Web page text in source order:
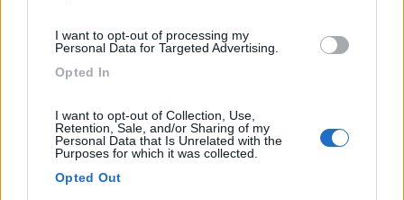
I want to opt-out of processing my
Personal Data for Targeted Advertising.
Opted In
I want to opt-out of Collection, Use,
Retention, Sale, and/or Sharing of my
Personal Data that Is Unrelated with the
Purposes for which it was collected.
Opted Out
Campeggio
Stellplatz am Donauhafen
7 1
Servizi / Posizione